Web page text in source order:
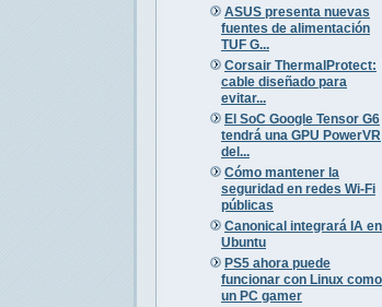
ASUS presenta nuevas
fuentes de alimentación
TUF G...
Corsair ThermalProtect:
cable diseñado para
evitar...
El SoC Google Tensor G6
tendrá una GPU PowerVR
del...
Cómo mantener la
seguridad en redes Wi-Fi
públicas
Canonical integrará IA en
Ubuntu
PS5 ahora puede
funcionar con Linux como
un PC gamer